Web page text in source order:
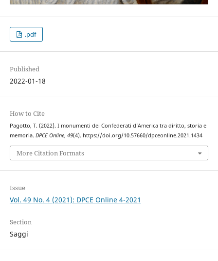
.pdf
Published
2022-01-18
How to Cite
Pagotto, T. (2022). I monumenti dei Confederati d’America tra diritto, storia e
memoria. DPCE Online, 49(4). https://doi.org/10.57660/dpceonline.2021.1434
More Citation Formats
Issue
Vol. 49 No. 4 (2021): DPCE Online 4-2021
Section
Saggi